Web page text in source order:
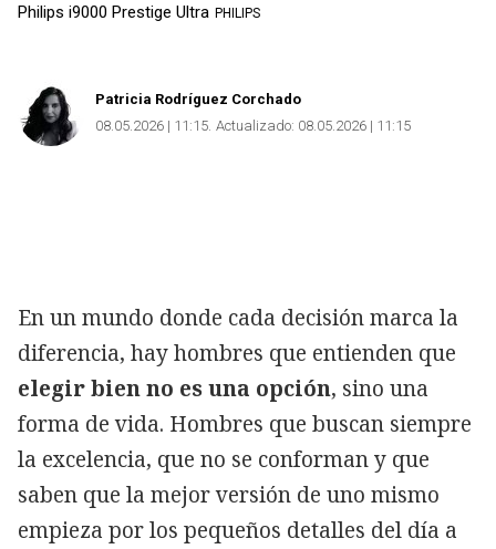
Philips i9000 Prestige Ultra PHILIPS
Patricia Rodríguez Corchado
08.05.2026 | 11:15 Actualizado: 08.05.2026 | 11:15
En un mundo donde cada decisión marca la
diferencia, hay hombres que entienden que
elegir bien no es una opción, sino una
forma de vida. Hombres que buscan siempre
la excelencia, que no se conforman y que
saben que la mejor versión de uno mismo
empieza por los pequeños detalles del día a